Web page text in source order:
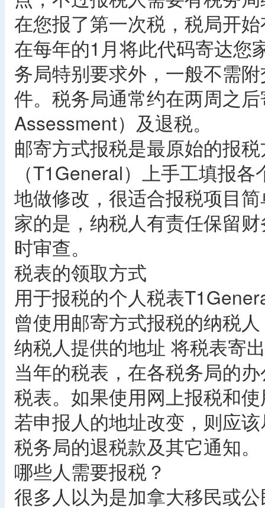
在您报了第一次税，税局开
在每年的1月将此代码寄达您
务局特别要求外，一般不需
件。税务局通常约在两周之
Assessment）及退税。
邮寄方式报税是最原始的报
（T1General）上手工填报
地做修改，很适合报税项目
家的是，纳税人有责任保留
时审查。
税表的领取方式
用于报税的个人税表
曾使用邮寄方式报税的纳税
纳税人提供的地址 将税表寄
当年的税表，在各税务局的
税表。如果使用网上报税和
若申报人的地址改变，则应
税务局的退税款及其它通知。
哪些人需要报税？
很多人以为是加拿大移民或